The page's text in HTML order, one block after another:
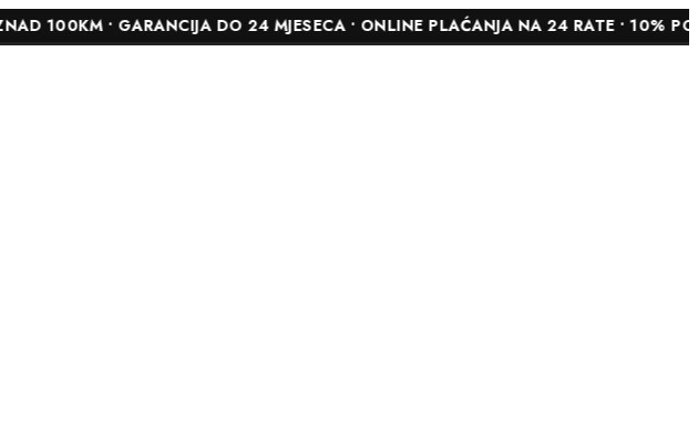
• GARANCIJA DO 24 MJESECA • ONLINE PLAĆANJA NA 24 RATE • 10% POPUSTA